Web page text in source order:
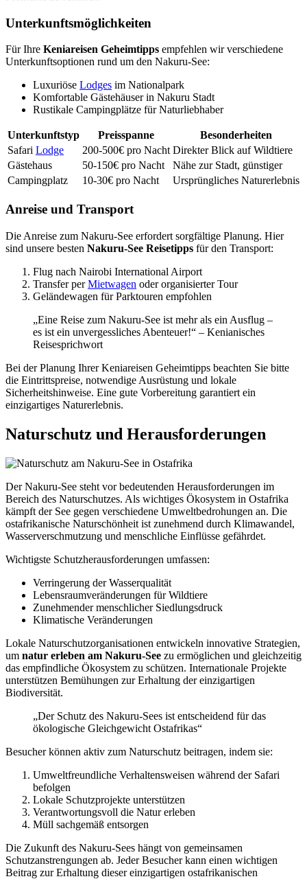
Unterkunftsmöglichkeiten
Für Ihre Keniareisen Geheimtipps empfehlen wir verschiedene
Unterkunftsoptionen rund um den Nakuru-See:
Luxuriöse Lodges im Nationalpark
Komfortable Gästehäuser in Nakuru Stadt
Rustikale Campingplätze für Naturliebhaber
Unterkunftstyp Preisspanne
Besonderheiten
Safari Lodge 200-500€ pro Nacht Direkter Blick auf Wildtiere
Gästehaus
50-150€ pro Nacht
Nähe zur Stadt, günstiger
Campingplatz
10-30€ pro Nacht Ursprüngliches Naturerlebnis
Anreise und Transport
Die Anreise zum Nakuru-See erfordert sorgfältige Planung. Hier
sind unsere besten Nakuru-See Reisetipps für den Transport:
Flug nach Nairobi International Airport
Transfer perMietwagen oder organisierter Tour
Geländewagen für Parktouren empfohlen
„Eine Reise zum Nakuru-See ist mehr als ein Ausflug –
es ist ein unvergessliches Abenteuer!“ – Kenianisches
Reisesprichwort
Bei der Planung Ihrer Keniareisen Geheimtipps beachten Sie bitte
die Eintrittspreise, notwendige Ausrüstung und lokale
Sicherheitshinweise. Eine gute Vorbereitung garantiert ein
einzigartiges Naturerlebnis.
Naturschutz und Herausforderungen
Der Nakuru-See steht vor bedeutenden Herausforderungen im
Bereich des Naturschutzes. Als wichtiges Ökosystem in Ostafrika
kämpft der See gegen verschiedene Umweltbedrohungen an. Die
ostafrikanische Naturschönheit ist zunehmend durch Klimawandel,
Wasserverschmutzung und menschliche Einflüsse gefährdet.
Wichtigste Schutzherausforderungen umfassen:
Verringerung der Wasserqualität
Lebensraumveränderungen für Wildtiere
Zunehmender menschlicher Siedlungsdruck
Klimatische Veränderungen
Lokale Naturschutzorganisationen entwickeln innovative Strategien,
um natur erleben am Nakuru-See zu ermöglichen und gleichzeitig
das empfindliche Ökosystem zu schützen. Internationale Projekte
unterstützen Bemühungen zur Erhaltung der einzigartigen
Biodiversität.
„Der Schutz des Nakuru-Sees ist entscheidend für das
ökologische Gleichgewicht Ostafrikas“
Besucher können aktiv zum Naturschutz beitragen, indem sie:
Umweltfreundliche Verhaltensweisen während der Safari
befolgen
Lokale Schutzprojekte unterstützen
Verantwortungsvoll die Natur erleben
Müll sachgemäß entsorgen
Die Zukunft des Nakuru-Sees hängt von gemeinsamen
Schutzanstrengungen ab. Jeder Besucher kann einen wichtigen
Beitrag zur Erhaltung dieser einzigartigen ostafrikanischen